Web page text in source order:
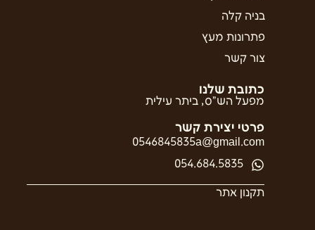
בניה קלה
פתרונות מעץ
צור קשר
פרטי יצירת קשר
0546845835a@gmail.com
054.684.5835
תקנון אתר
כתובת שלנו
מפעל הש”ס, ביתר עילית